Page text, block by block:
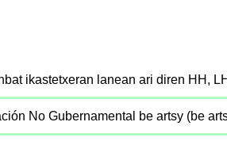
ikastetxeran lanean ari diren HH,
No Gubernamental be artsy (be